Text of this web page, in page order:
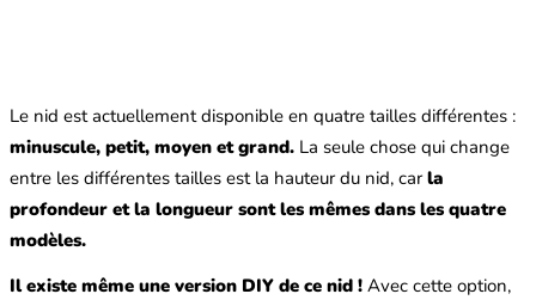
Le nid est actuellement disponible en quatre tailles différentes :
minuscule, petit, moyen et grand. La seule chose qui change
entre les différentes tailles est la hauteur du nid, carla
profondeur et la longueur sont les mêmes dans les quatre
modèles.
Il existe même une version DIY de ce nid ! Avec cette option,